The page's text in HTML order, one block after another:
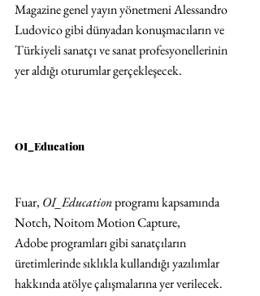
Magazine genel yayın yönetmeni Alessandro
Ludovico gibi dünyadan konuşmacıların ve
Türkiyeli sanatçı ve sanat profesyonellerinin
yer aldığı oturumlar gerçekleşecek.
OI_Education
Fuar, OI_Education programı kapsamında
Notch, Noitom Motion Capture,
Adobe programları gibi sanatçıların
üretimlerinde sıklıkla kullandığı yazılımlar
hakkında atölye çalışmalarına yer verilecek.